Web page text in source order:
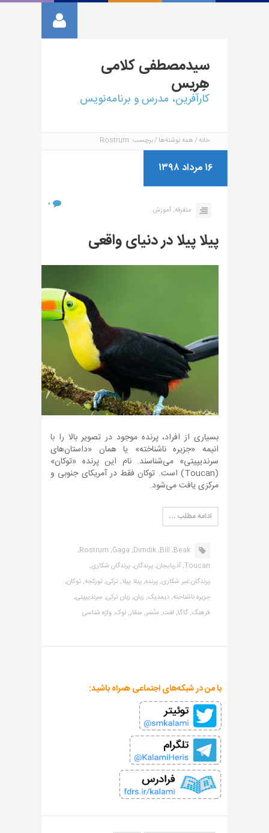
سیدمصطفیکلامی
هِریس
کارآفرین، مدرس و برنامه‌نویس
خانه همه نوشته‌ها برچسب: Rostrum
۱۶ مرداد ۱۳۹۸
متفرقه,آموزش
۰
پیلا پیلا در دنیای واقعی
بسیاری از افراد، پرنده موجود در تصویر بالا را با
انیمه «جزیره ناشناخته» یا همان «داستان‌های
سرندیپیتی» می‌شناسند. نام این پرنده «توکان»
(Toucan) است. توکان فقط در آمریکای جنوبی و
مرکزی یافت می‌شود.
ادامه مطلب …
Beak,
Bill,
Dimdik,
Gaga,
Rostrum,
Toucan, آذربایجان,پرندگان,پرندگان شکاری,
پرندگان غیر شکاری,پرنده,پیلا پیلا,ترکی,تورکجه,توکان,
جزیره ناشناخته,دیمدیک, زبان, زبان ترکی, سرندیپیتی,
فرهنگ,گاگا, لغت, مِنْسَر, منقار,نوک,واژه شناسی
با من در شبکه‌های اجتماعی همراه باشید: